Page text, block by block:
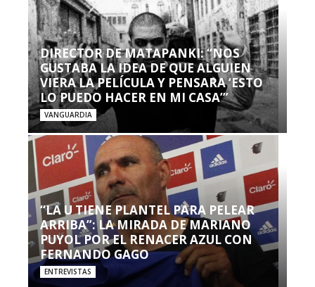
DIRECTOR DE MATAPANKI: “NOS
GUSTABA LA IDEA DE QUE ALGUIEN
VIERA LA PELÍCULA Y PENSARA ‘ESTO
LO PUEDO HACER EN MI CASA’”
VANGUARDIA
“LA U TIENE PLANTEL PARA PELEAR
ARRIBA”: LA MIRADA DE MARIANO
PUYOL POR EL RENACER AZUL CON
FERNANDO GAGO
ENTREVISTAS